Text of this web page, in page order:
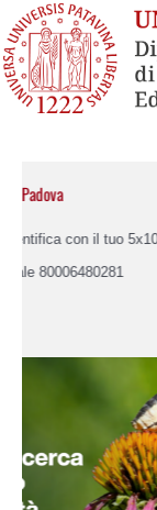
Studia con noi: i
2 Lauree Triennali
1 Magistrale a